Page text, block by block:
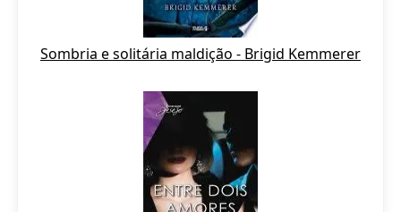
Sombria e solitária maldição - Brigid Kemmerer